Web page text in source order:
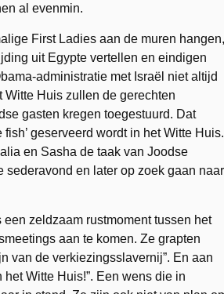
al evenmin.
First Ladies aan de muren hangen,
uit Egypte vertellen en eindigen
administratie met Israël niet altijd
Huis zullen de gerechten
gasten kregen toegestuurd. Dat
geserveerd wordt in het Witte Huis.
en Sasha de taak van Joodse
sederavond en later op zoek gaan naar
zeldzaam rustmoment tussen het
aan te komen. Ze grapten
van de verkiezingsslavernij”. En aan
Witte Huis!”. Een wens die in